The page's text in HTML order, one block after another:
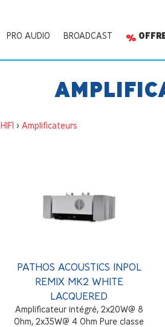
PRO AUDIO BROADCAST
HIFI > Amplificateurs
PATHOS ACOUSTICS INPOL
REMIX MK2 WHITE
LACQUERED
Amplificateur intégré, 2x20W@ 8
Ohm, 2x35W@ 4 Ohm Pure classe